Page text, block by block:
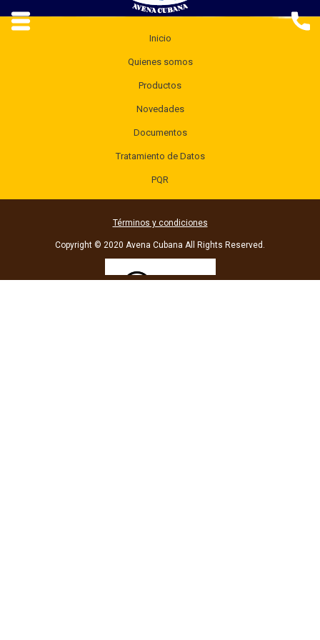
Inicio
Quienes somos
Productos
Novedades
Documentos
Tratamiento de Datos
PQR
Términos y condiciones
Copyright © 2020 Avena Cubana All Rights Reserved.